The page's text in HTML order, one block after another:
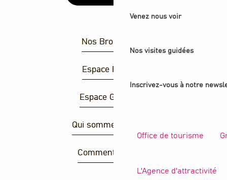
Venez nous voir
Nos visites guidées
Inscrivez-vous à notre
Office de tourisme
L'Agence d'attractivité
Nos Brochures
Espace Presse
Espace Groupes
Qui sommes-nous ?
Comment venir ?